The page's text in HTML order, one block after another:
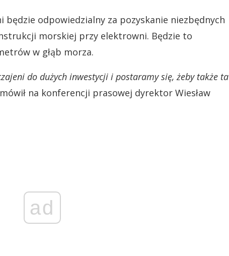
odpowiedzialny za pozyskanie niezbędnych
morskiej przy elektrowni. Będzie to
w głąb morza.
do dużych inwestycji i postaramy się, żeby także ta
na konferencji prasowej dyrektor Wiesław
ad